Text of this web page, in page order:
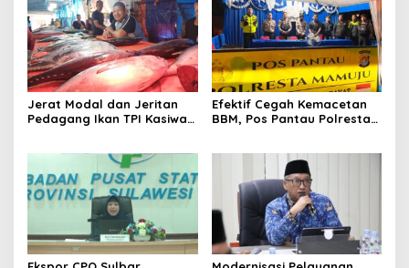
Jerat Modal dan Jeritan
Pedagang Ikan TPI Kasiwa
Efektif Cegah Kemacetan
BBM, Pos Pantau Polresta